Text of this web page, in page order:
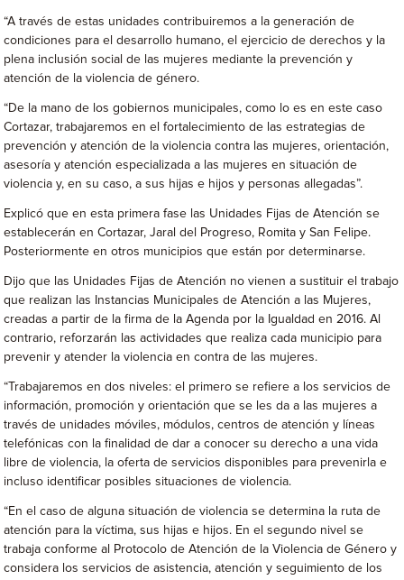
“A través de estas unidades contribuiremos a la generación de
condiciones para el desarrollo humano, el ejercicio de derechos y la
plena inclusión social de las mujeres mediante la prevención y
atención de la violencia de género.
“De la mano de los gobiernos municipales, como lo es en este caso
Cortazar, trabajaremos en el fortalecimiento de las estrategias de
prevención y atención de la violencia contra las mujeres, orientación,
asesoría y atención especializada a las mujeres en situación de
violencia y, en su caso, a sus hijas e hijos y personas allegadas”.
Explicó que en esta primera fase las Unidades Fijas de Atención se
establecerán en Cortazar, Jaral del Progreso, Romita y San Felipe.
Posteriormente en otros municipios que están por determinarse.
Dijo que las Unidades Fijas de Atención no vienen a sustituir el trabajo
que realizan las Instancias Municipales de Atención a las Mujeres,
creadas a partir de la firma de la Agenda por la Igualdad en 2016. Al
contrario, reforzarán las actividades que realiza cada municipio para
prevenir y atender la violencia en contra de las mujeres.
“Trabajaremos en dos niveles: el primero se refiere a los servicios de
información, promoción y orientación que se les da a las mujeres a
través de unidades móviles, módulos, centros de atención y líneas
telefónicas con la finalidad de dar a conocer su derecho a una vida
libre de violencia, la oferta de servicios disponibles para prevenirla e
incluso identificar posibles situaciones de violencia.
“En el caso de alguna situación de violencia se determina la ruta de
atención para la víctima, sus hijas e hijos. En el segundo nivel se
trabaja conforme al Protocolo de Atención de la Violencia de Género y
considera los servicios de asistencia, atención y seguimiento de los